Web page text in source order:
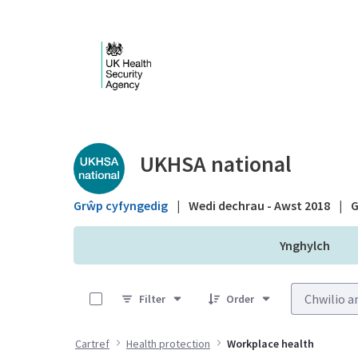
Public library -
UKHSA national
Grŵp cyfyngedig | Wedi dechrau - Awst 2018 |
Ynghylch
Filter
Order
Cartref Health protection Workplace health